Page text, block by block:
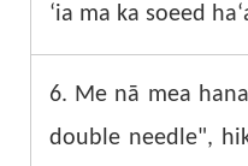
ʻia ma ka soeed
6. Me nā mea
double needle",